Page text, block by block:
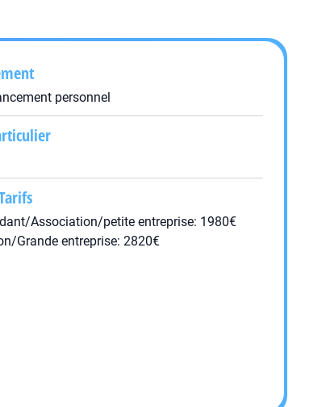
personnel
Association/petite entreprise: 1980€
Grande entreprise: 2820€